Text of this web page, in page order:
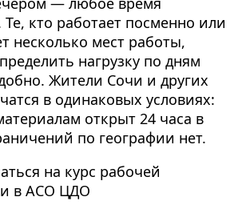
Те, кто работает посменно или
несколько мест работы,
нагрузку по дням
Жители Сочи и других
в одинаковых условиях:
открыт 24 часа в
по географии нет.
на курс рабочей
в АСО ЦДО